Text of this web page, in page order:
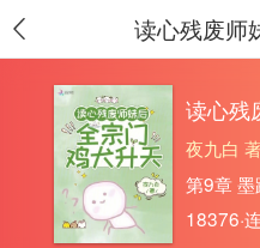
夜九白
第9章
18376·